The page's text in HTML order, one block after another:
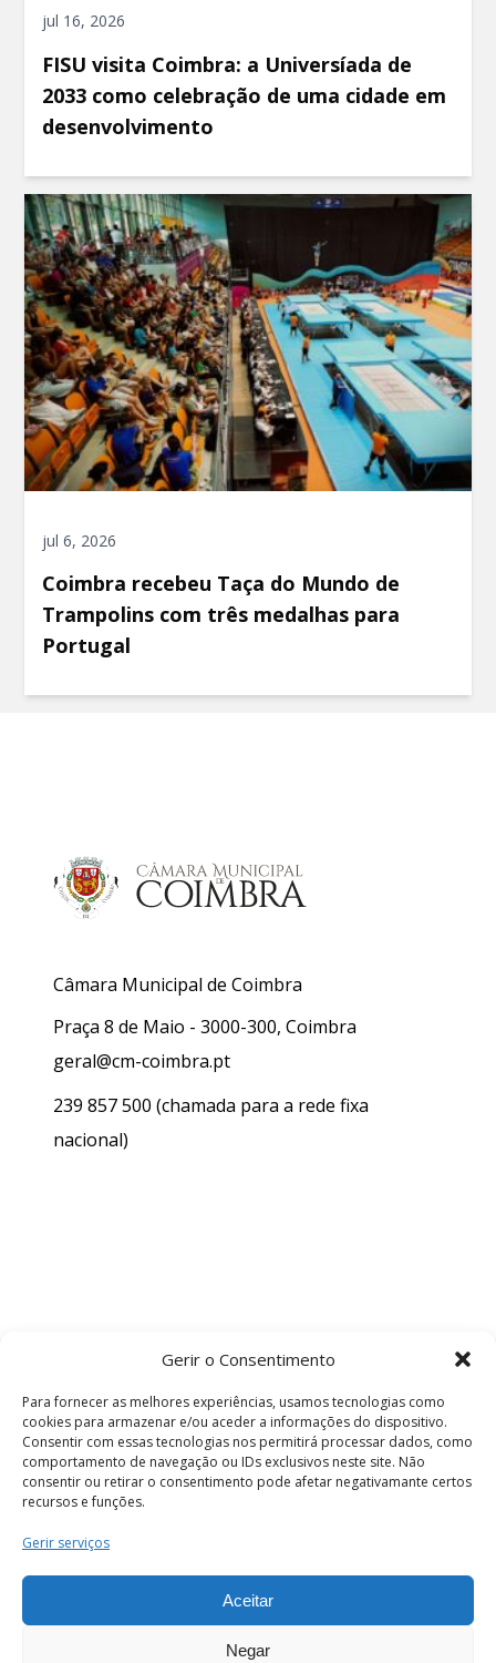
Gerir o Consentimento
Para fornecer as melhores experiências, usamos tecnologias como
cookies para armazenar e/ou aceder a informações do dispositivo.
Consentir com essas tecnologias nos permitirá processar dados, como
comportamento de navegação ou IDs exclusivos neste site. Não
consentir ou retirar o consentimento pode afetar negativamante certos
recursos e funções.
Gerir serviços
Aceitar
Negar
jul 16, 2026
FISU visita Coimbra: a Universíada de
2033 como celebração de uma cidade em
desenvolvimento
jul 6, 2026
Coimbra recebeu Taça do Mundo de
Trampolins com três medalhas para
Portugal
Câmara Municipal de Coimbra
Praça 8 de Maio - 3000-300, Coimbra
geral@cm-coimbra.pt
239 857 500 (chamada para a rede fixa
nacional)
Termos e Condições
os direitos reservados.